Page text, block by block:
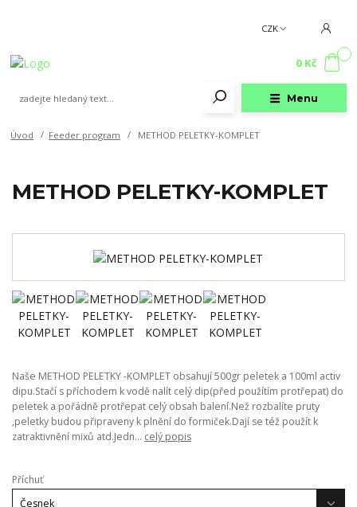
Menu
CZK
0 Kč
Úvod Feeder program METHOD PELETKY-KOMPLET
METHOD PELETKY-KOMPLET
Naše METHOD PELETKY -KOMPLET obsahují 500gr peletek a 100ml activ
dipu.Stačí s příchodem k vodě nalít celý dip(před použítím protřepat) do
peletek a pořádně protřepat celý obsah balení.Než rozbalíte pruty
,peletky budou připraveny k plnění do formiček.Dají se též použít k
zatraktivnění mixů atd.Jedn... celý popis
Příchuť